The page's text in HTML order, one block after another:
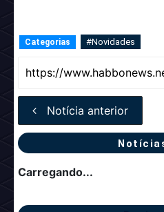
Categorias #Novidades
Notícia anterior
Carregando...